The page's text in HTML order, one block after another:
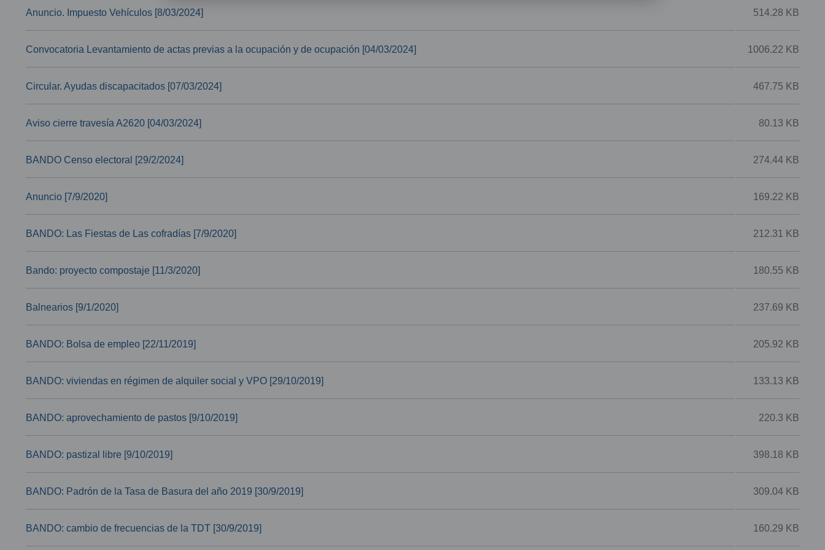
Anuncio. Impuesto Vehículos [8/03/2024] 514.28 KB
Convocatoria Levantamiento de actas previas a la ocupación y de ocupación [04/03/2024] 1006.22 KB
Circular. Ayudas discapacitados [07/03/2024] 467.75 KB
Aviso cierre travesía A2620 [04/03/2024] 80.13 KB
BANDO Censo electoral [29/2/2024] 274.44 KB
Anuncio [7/9/2020] 169.22 KB
BANDO: Las Fiestas de Las cofradías [7/9/2020] 212.31 KB
Bando: proyecto compostaje [11/3/2020] 180.55 KB
Balnearios [9/1/2020] 237.69 KB
BANDO: Bolsa de empleo [22/11/2019] 205.92 KB
BANDO: viviendas en régimen de alquiler social y VPO [29/10/2019] 133.13 KB
BANDO: aprovechamiento de pastos [9/10/2019] 220.3 KB
BANDO: pastizal libre [9/10/2019] 398.18 KB
BANDO: Padrón de la Tasa de Basura del año 2019 [30/9/2019] 309.04 KB
BANDO: cambio de frecuencias de la TDT [30/9/2019] 160.29 KB